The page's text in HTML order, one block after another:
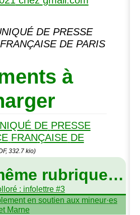
É DE PRESSE
FRANÇAISE DE PARIS
à
É DE PRESSE
FRANÇAISE DE
332.7 kio)
rubrique…
: infolettre #3
en soutien aux mineur·es
Marne